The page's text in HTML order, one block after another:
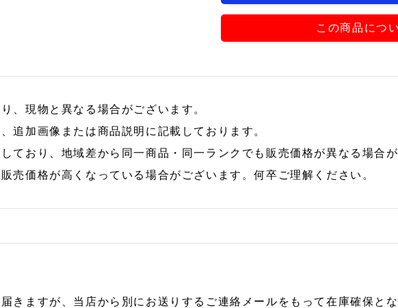
この商品につ
、現物と異なる場合がございます。
追加画像または商品説明に記載しております。
ており、地域差から同一商品・同一ランクでも販売価格が異なる場合が
売価格が高くなっている場合がございます。何卒ご理解ください。
きますが、当店から別にお送りするご連絡メールをもって在庫確保とな